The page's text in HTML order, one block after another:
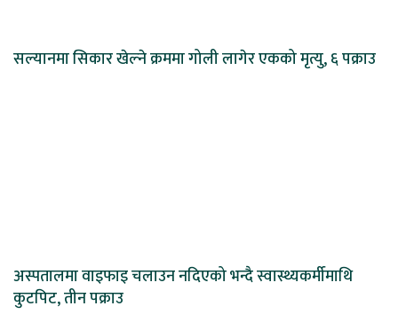
सल्यानमा सिकार खेल्ने क्रममा गोली लागेर एकको मृत्यु, ६ पक्राउ
अस्पतालमा वाइफाइ चलाउन नदिएको भन्दै स्वास्थ्यकर्मीमाथि
कुटपिट, तीन पक्राउ